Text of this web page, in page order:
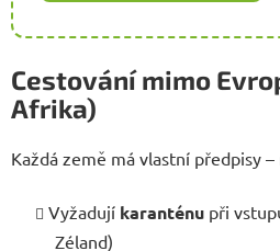
Cestování mimo
Afrika)
Každá země má vlastní předpisy
Vyžadují karanténu při
Zéland)